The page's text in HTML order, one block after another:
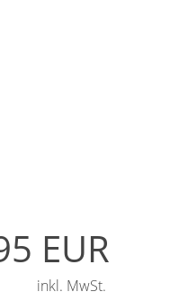
EUR
inkl. MwSt.